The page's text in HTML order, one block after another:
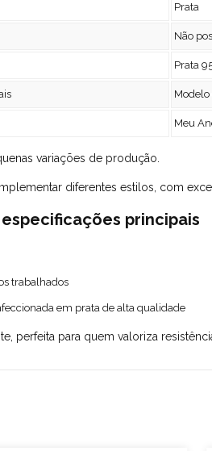
Prata
Não
Prata
Meu
variações de produção.
diferentes estilos, com
principais
trabalhados
em prata de alta qualidade
perfeita para quem valoriza